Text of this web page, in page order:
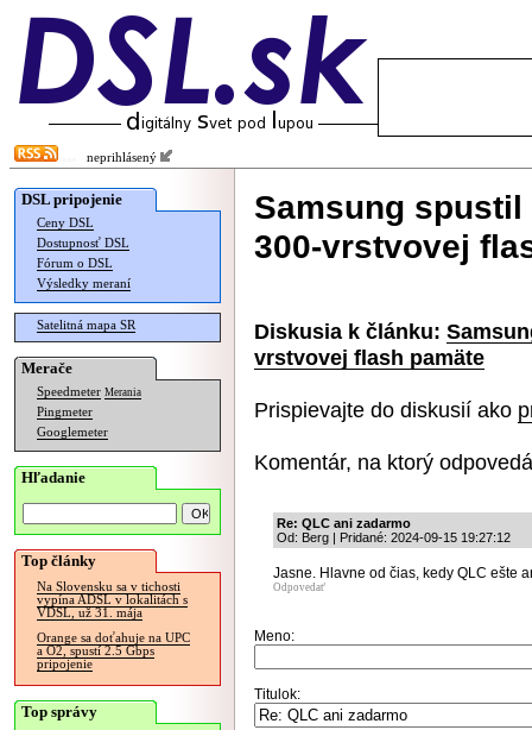
neprihlásený
DSL pripojenie
Ceny DSL
Dostupnosť DSL
Fórum o DSL
Výsledky meraní
Satelitná mapa SR
Merače
Speedmeter Merania
Pingmeter
Googlemeter
Hľadanie
Top články
Na Slovensku sa v tichosti
vypína ADSL v lokalitách s
VDSL, už 31. mája
Orange sa doťahuje na UPC
a O2, spustí 2.5 Gbps
pripojenie
Top správy
Samsung
300-vrstvovej
Diskusia k článku:
vrstvovej flash pamäte
Prispievajte do diskusií ako
Komentár, na ktorý
Re: QLC ani zadarmo
Od: Berg | Pridané: 2024-09-15 19:27:12
Jasne. Hlavne od čias, kedy QLC ešte
Odpovedať
Meno:
Titulok: